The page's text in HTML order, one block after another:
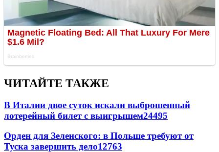
ЧИТАЙТЕ ТАКЖЕ
В Италии двое суток искали выброшенный
лотерейный билет с выигрышем24495
Орден для Зеленского: в Польше требуют от
Туска завершить дело12763